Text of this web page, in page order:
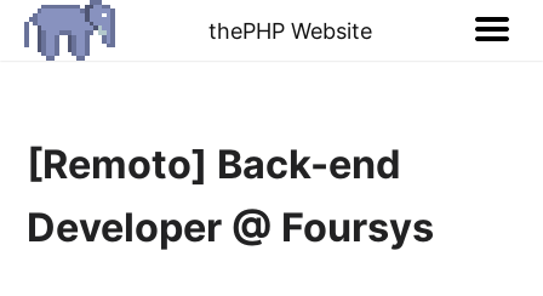
thePHP Website
[Remoto] Back-end
Developer @ Foursys